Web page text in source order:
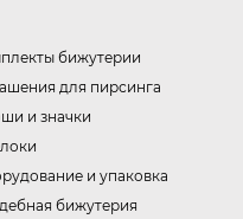
бижутерии
для пирсинга
и значки
и упаковка
бижутерия